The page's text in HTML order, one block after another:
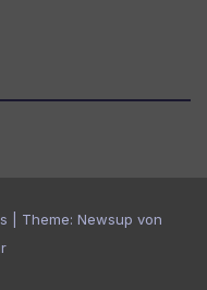
Theme: Newsup von